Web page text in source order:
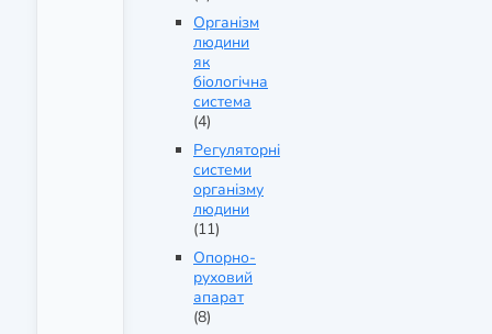
Організм
людини
як
біологічна
система
(4)
Регуляторні
системи
організму
людини
(11)
Опорно-
руховий
апарат
(8)